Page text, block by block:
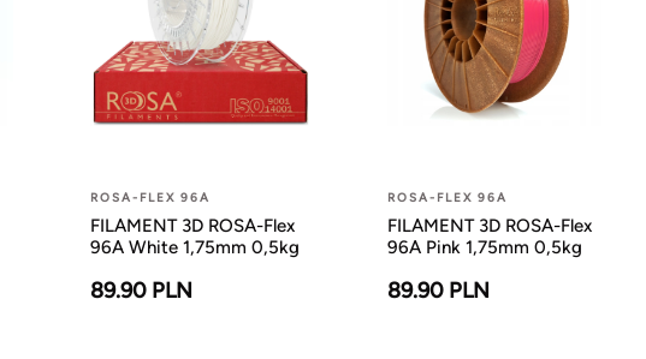
ROSA-FLEX 96A
FILAMENT 3D ROSA-Flex
96A White 1,75mm 0,5kg
89.90 PLN
ROSA-FLEX 96A
FILAMENT 3D ROSA-Flex
96A Pink 1,75mm 0,5kg
89.90 PLN